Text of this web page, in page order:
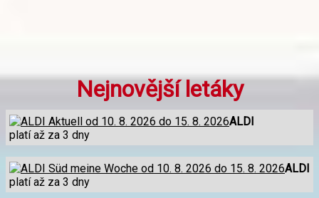
Nejnovější letáky
ALDI
platí až za 3 dny
ALDI
platí až za 3 dny